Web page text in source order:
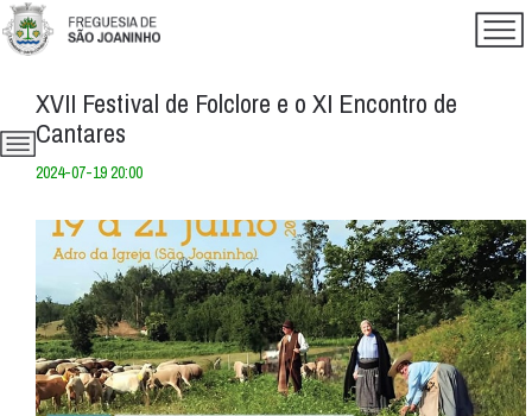
XVII Festival de Folclore e o XI Encontro de
Cantares
2024-07-19 20:00